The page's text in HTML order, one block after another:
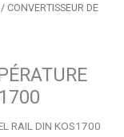
/ CONVERTISSEUR DE
RAIL DIN KOS1700